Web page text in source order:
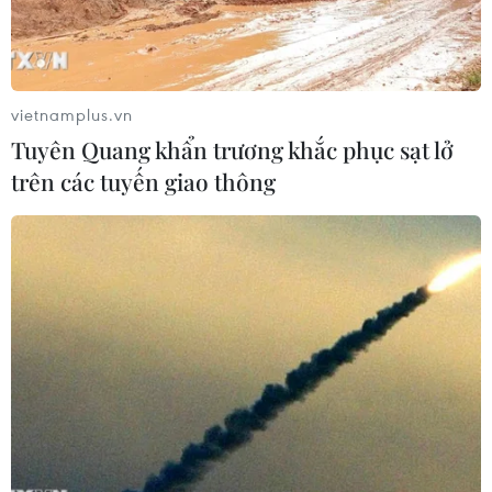
Thứ trưởng Ngoại giao Tô Anh Dũng tiếp nhận tượng trưng 2,6
triệu liều vaccine AstraZeneca từ Đại sứ Đức tại Việt Nam Guido
Hildner. (Ảnh: Lâm Khánh/TTXVN)
Ngày 27/9, Bộ Ngoại giao đã tổ chức Lễ tiếp
nhận 2,6 triệu liều vaccine AstraZeneca phòng
vietnamplus.vn
Tuyên Quang khẩn trương khắc phục sạt lở
trên các tuyến giao thông